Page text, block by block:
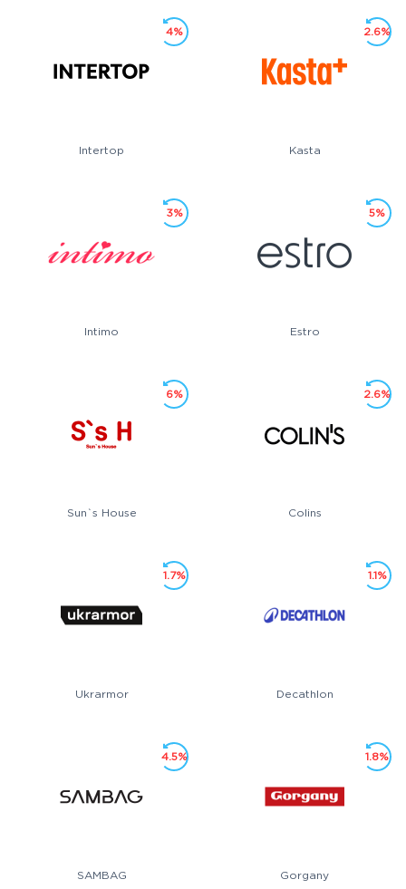
Intertop
4%
Kasta
2.6%
Intimo
3%
Estro
5%
Sun`s House
6%
Colins
2.6%
Ukrarmor
1.7%
Decathlon
1.1%
SAMBAG
4.5%
Gorgany
1.8%